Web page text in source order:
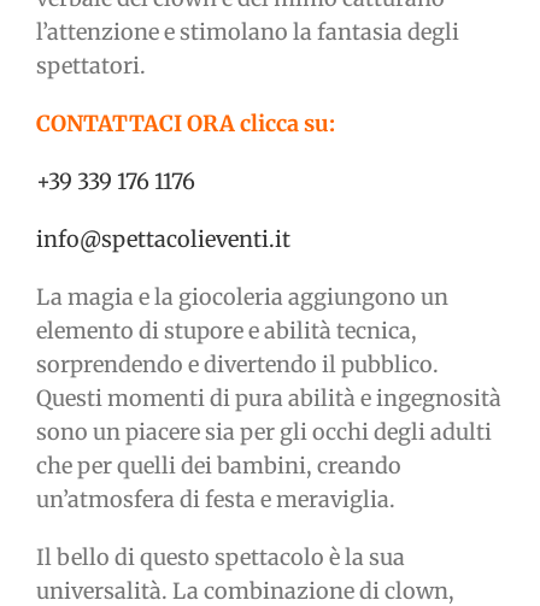
l’attenzione e stimolano la fantasia degli
spettatori.
CONTATTACI ORA clicca su:
+39 339 176 1176
info@spettacolieventi.it
La magia e la giocoleria aggiungono un
elemento di stupore e abilità tecnica,
sorprendendo e divertendo il pubblico.
Questi momenti di pura abilità e ingegnosità
sono un piacere sia per gli occhi degli adulti
che per quelli dei bambini, creando
un’atmosfera di festa e meraviglia.
Il bello di questo spettacolo è la sua
universalità. La combinazione di clown,